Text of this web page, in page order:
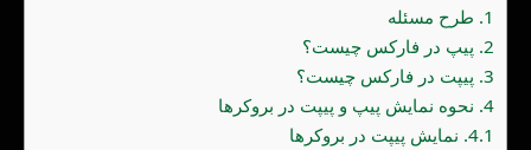
1. طرح مسئله
2. پیپ در فارکس چیست؟
3. پیپت در فارکس چیست؟
4. نحوه نمایش پیپ و پیپت در بروکرها
4.1. نمایش پیپت در بروکرها